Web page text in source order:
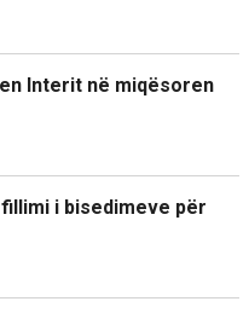
Interit në miqësoren
i bisedimeve për